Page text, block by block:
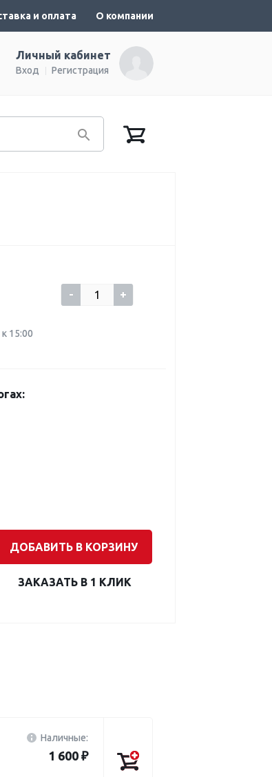
и оплата О компании
Личный кабинет
Вход Регистрация
- +
15:00
ДОБАВИТЬ В КОРЗИНУ
ЗАКАЗАТЬ В 1 КЛИК
Наличные:
1 600 ₽